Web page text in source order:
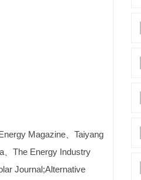
Magazine、Taiyang
、The Energy Industry
Journal;Alternative